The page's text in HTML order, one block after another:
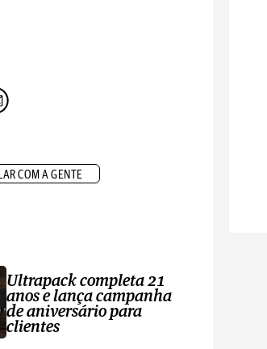
COM A GENTE
Ultrapack completa 21
anos e lança campanha
de aniversário para
clientes